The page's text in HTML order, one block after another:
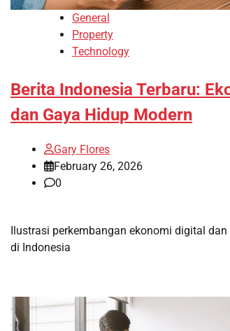
General
Property
Technology
Berita Indonesia Terbaru:
dan Gaya Hidup Modern
Gary Flores
February 26, 2026
0
Ilustrasi perkembangan ekonomi digital
di Indonesia